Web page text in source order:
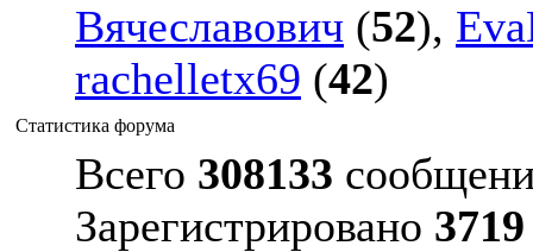
Вячеславович (52),
rachelletx69 (42)
Статистика форума
Всего 308133
Зарегистрировано 3719